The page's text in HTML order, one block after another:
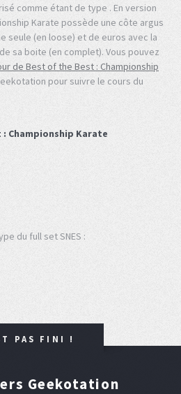
comme étant de type . En version
Karate possède une côte argus
seule (en loose) et de euros avec la
sa boite (en complet). Vous pouvez
de Best of the Best : Championship
pour suivre le cours du
Championship Karate
du full set SNES :
PAS FINI !
Geekotation